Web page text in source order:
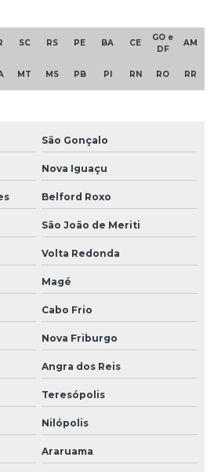
SC RS PE BA CE
GO e
DF
AM
MT MS PB PI RN RO RR
São Gonçalo
Nova Iguaçu
Belford Roxo
São João de Meriti
Volta Redonda
Magé
Cabo Frio
Nova Friburgo
Angra dos Reis
Teresópolis
Nilópolis
Araruama